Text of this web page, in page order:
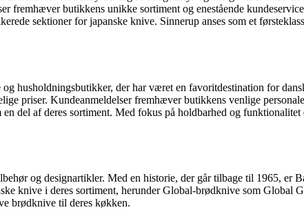
fremhæver butikkens unikke sortiment og enestående
sektioner for japanske knive. Sinnerup anses som et
husholdningsbutikker, der har været en favoritdestination for
priser. Kundeanmeldelser fremhæver butikkens venlige
del af deres sortiment. Med fokus på holdbarhed og
og designartikler. Med en historie, der går tilbage til 1965, er
knive i deres sortiment, herunder Global-brødknive som Global
brødknive til deres køkken.